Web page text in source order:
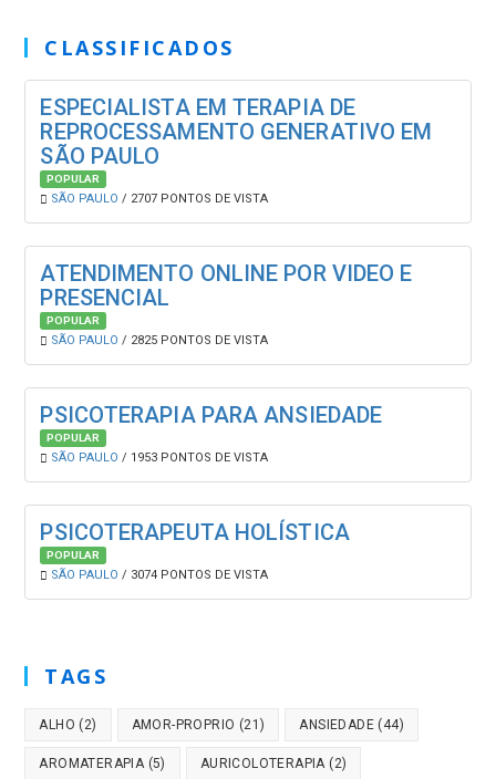
CLASSIFICADOS
ESPECIALISTA EM TERAPIA DE
REPROCESSAMENTO GENERATIVO EM
SÃO PAULO
POPULAR
SÃO PAULO / 2707 PONTOS DE VISTA
ATENDIMENTO ONLINE POR VIDEO E
PRESENCIAL
POPULAR
SÃO PAULO / 2825 PONTOS DE VISTA
PSICOTERAPIA PARA ANSIEDADE
POPULAR
SÃO PAULO / 1953 PONTOS DE VISTA
PSICOTERAPEUTA HOLÍSTICA
POPULAR
SÃO PAULO / 3074 PONTOS DE VISTA
TAGS
ALHO (2) AMOR-PROPRIO (21) ANSIEDADE (44)
AROMATERAPIA(5) AURICOLOTERAPIA(2)